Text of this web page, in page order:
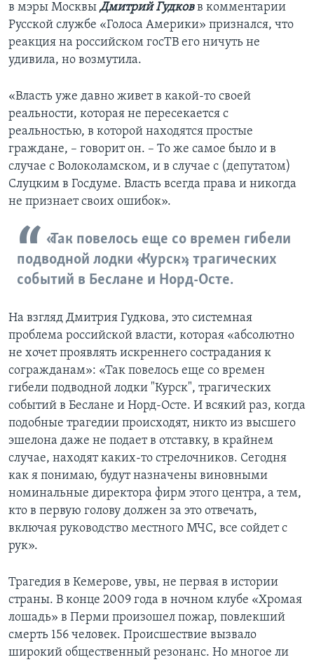
в мэры Москвы Дмитрий Гудковв комментарии
Русской службе «Голоса Америки» признался, что
реакция на российском госТВ его ничуть не
удивила, но возмутила.
«Власть уже давно живет в какой-то своей
реальности, которая не пересекается с
реальностью, в которой находятся простые
граждане, – говорит он. – То же самое было и в
случае с Волоколамском, и в случае с (депутатом)
Слуцким в Госдуме. Власть всегда права и никогда
не признает своих ошибок».
«Так повелось еще со времен гибели
подводной лодки «Курск», трагических
событий в Беслане и Норд-Осте.
На взгляд Дмитрия Гудкова, это системная
проблема российской власти, которая «абсолютно
не хочет проявлять искреннего сострадания к
согражданам»: «Так повелось еще со времен
гибели подводной лодки "Курск", трагических
событий в Беслане и Норд-Осте. И всякий раз, когда
подобные трагедии происходят, никто из высшего
эшелона даже не подает в отставку, в крайнем
случае, находят каких-то стрелочников. Сегодня
как я понимаю, будут назначены виновными
номинальные директора фирм этого центра, а тем,
кто в первую голову должен за это отвечать,
включая руководство местного МЧС, все сойдет с
рук».
Трагедия в Кемерове, увы, не первая в истории
страны. В конце 2009 года в ночном клубе «Хромая
лошадь» в Перми произошел пожар, повлекший
смерть 156 человек. Происшествие вызвало
широкий общественный резонанс. Но многое ли